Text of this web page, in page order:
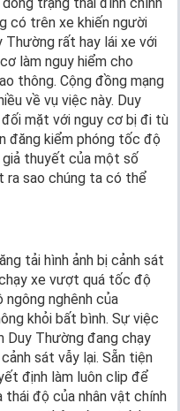
có trên xe khiến người
Thường rất hay lái xe với
làm nguy hiểm cho
thông. Cộng đồng mạng
về vụ việc này. Duy
mặt với nguy cơ bị đi tù
đăng kiểm phóng tốc độ
thuyết của một số
ra sao chúng ta có thể
tải hình ảnh bị cảnh sát
xe vượt quá tốc độ
ngông nghênh của
khỏi bất bình. Sự việc
Duy Thường đang chạy
sát vẫy lại. Sẵn tiện
định làm luôn clip để
thái độ của nhân vật chính